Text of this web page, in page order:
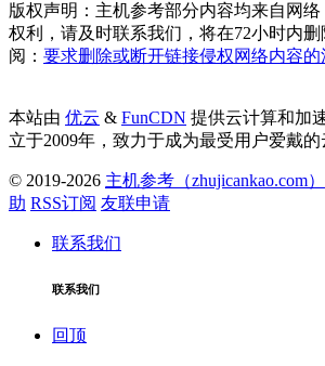
版权声明：主机参考部分内容均来自网
权利，请及时联系我们，将在72小时内
阅： 要求删除或断开链接侵权网络内容的
本站由 优云 & FunCDN 提供云计算和加
立于2009年，致力于成为最受用户爱戴
© 2019-2026 主机参考（zhujicankao.com）
助 RSS订阅 友联申请
联系我们
联系我们
回顶